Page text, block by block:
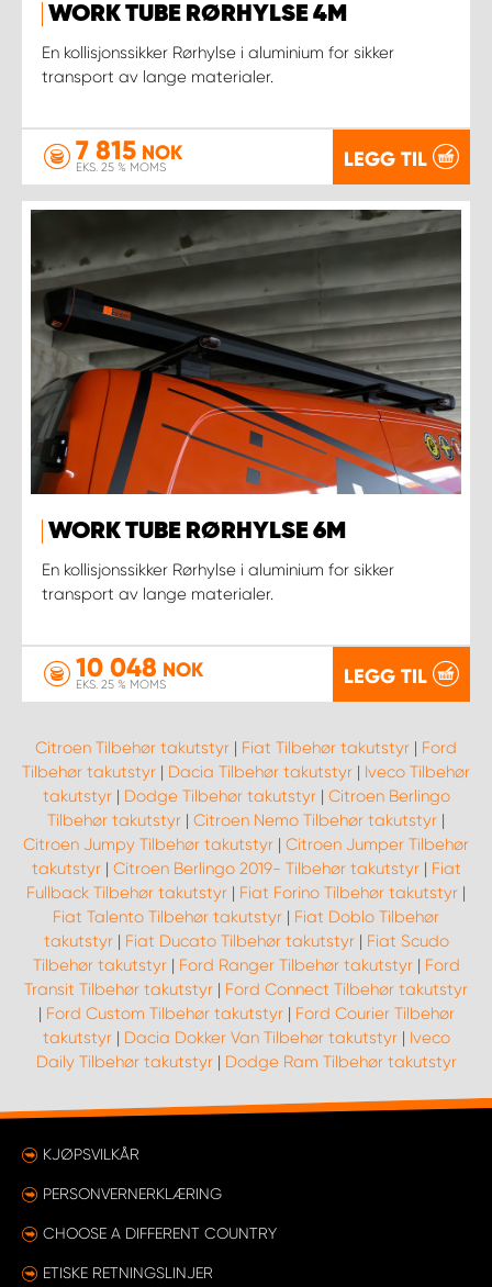
WORK TUBE RØRHYLSE 4M
En kollisjonssikker Rørhylse i aluminium for sikker
transport av lange materialer.
7 815 NOK
EKS. 25 % MOMS LEGG TIL
WORK TUBE RØRHYLSE 6M
En kollisjonssikker Rørhylse i aluminium for sikker
transport av lange materialer.
10 048 NOK
EKS. 25 % MOMS LEGG TIL
Citroen Tilbehør takutstyr | Fiat Tilbehør takutstyr | Ford
Tilbehør takutstyr | Dacia Tilbehør takutstyr | Iveco Tilbehør
takutstyr| Dodge Tilbehør takutstyr| Citroen Berlingo
Tilbehør takutstyr | Citroen Nemo Tilbehør takutstyr |
Citroen Jumpy Tilbehør takutstyr | Citroen Jumper Tilbehør
takutstyr| Citroen Berlingo 2019- Tilbehør takutstyr| Fiat
Fullback Tilbehør takutstyr | Fiat Forino Tilbehør takutstyr |
Fiat Talento Tilbehør takutstyr | Fiat Doblo Tilbehør
takutstyr| Fiat Ducato Tilbehør takutstyr| Fiat Scudo
Tilbehør takutstyr| Ford Ranger Tilbehør takutstyr| Ford
Transit Tilbehør takutstyr | Ford Connect Tilbehør takutstyr
| Ford Custom Tilbehør takutstyr| Ford Courier Tilbehør
takutstyr| Dacia Dokker Van Tilbehør takutstyr| Iveco
Daily Tilbehør takutstyr| Dodge Ram Tilbehør takutstyr
KJØPSVILKÅR
PERSONVERNERKLÆRING
CHOOSE A DIFFERENT COUNTRY
ETISKE RETNINGSLINJER